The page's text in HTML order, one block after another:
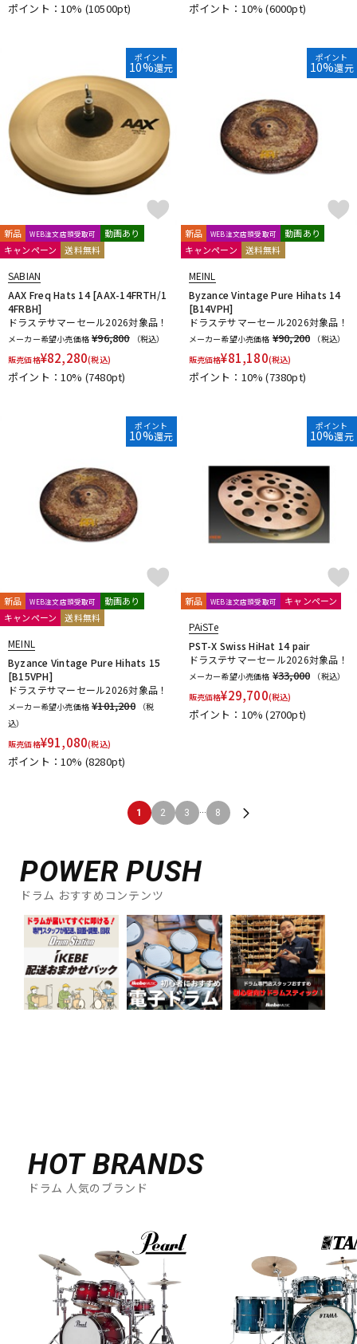
ポイント：10% (10500pt) ポイント：10%(6000pt)
ポイント
10%還元
新品 WEB注文店頭受取可
動画あり
キャンペーン
送料無料
SABIAN
AAX Freq Hats 14 [AAX-14FRTH/1
4FRBH]
ドラステサマーセール2026対象品！
メーカー希望小売価格 ¥96,800
（税込）
販売価格¥82,280(税込)
ポイント：10% (7480pt)
ポイント
10%還元
新品 WEB注文店頭受取可
動画あり
キャンペーン
送料無料
MEINL
Byzance Vintage Pure Hihats 14
[B14VPH]
ドラステサマーセール2026対象品！
メーカー希望小売価格 ¥90,200
（税込）
販売価格¥81,180(税込)
ポイント：10%(7380pt)
ポイント
10%還元
新品 WEB注文店頭受取可
動画あり
キャンペーン
送料無料
MEINL
Byzance Vintage Pure Hihats 15
[B15VPH]
ドラステサマーセール2026対象品！
メーカー希望小売価格 ¥101,200
（税
込）
販売価格¥91,080(税込)
ポイント：10% (8280pt)
ポイント
10%還元
新品 WEB注文店頭受取可 キャンペーン
PAiSTe
PST-X Swiss HiHat 14 pair
ドラステサマーセール2026対象品！
メーカー希望小売価格 ¥33,000
（税込）
販売価格¥29,700(税込)
ポイント：10%(2700pt)
1 2 3 ... 8
POWER PUSH
ドラム おすすめコンテンツ
HOT BRANDS
ドラム 人気のブランド